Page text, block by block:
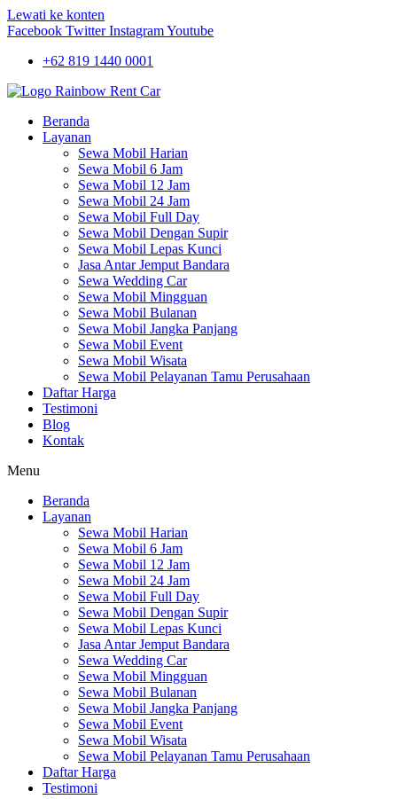
Lewati ke konten
Facebook Twitter InstagramYoutube
+62 819 1440 0001
Beranda
Layanan
Sewa Mobil Harian
Sewa Mobil 6 Jam
Sewa Mobil 12 Jam
Sewa Mobil 24 Jam
Sewa Mobil Full Day
Sewa Mobil Dengan Supir
Sewa Mobil Lepas Kunci
Jasa Antar Jemput Bandara
Sewa Wedding Car
Sewa Mobil Mingguan
Sewa Mobil Bulanan
Sewa Mobil Jangka Panjang
Sewa Mobil Event
Sewa Mobil Wisata
Sewa Mobil Pelayanan Tamu Perusahaan
Daftar Harga
Testimoni
Blog
Kontak
Menu
Beranda
Layanan
Sewa Mobil Harian
Sewa Mobil 6 Jam
Sewa Mobil 12 Jam
Sewa Mobil 24 Jam
Sewa Mobil Full Day
Sewa Mobil Dengan Supir
Sewa Mobil Lepas Kunci
Jasa Antar Jemput Bandara
Sewa Wedding Car
Sewa Mobil Mingguan
Sewa Mobil Bulanan
Sewa Mobil Jangka Panjang
Sewa Mobil Event
Sewa Mobil Wisata
Sewa Mobil Pelayanan Tamu Perusahaan
Daftar Harga
Testimoni